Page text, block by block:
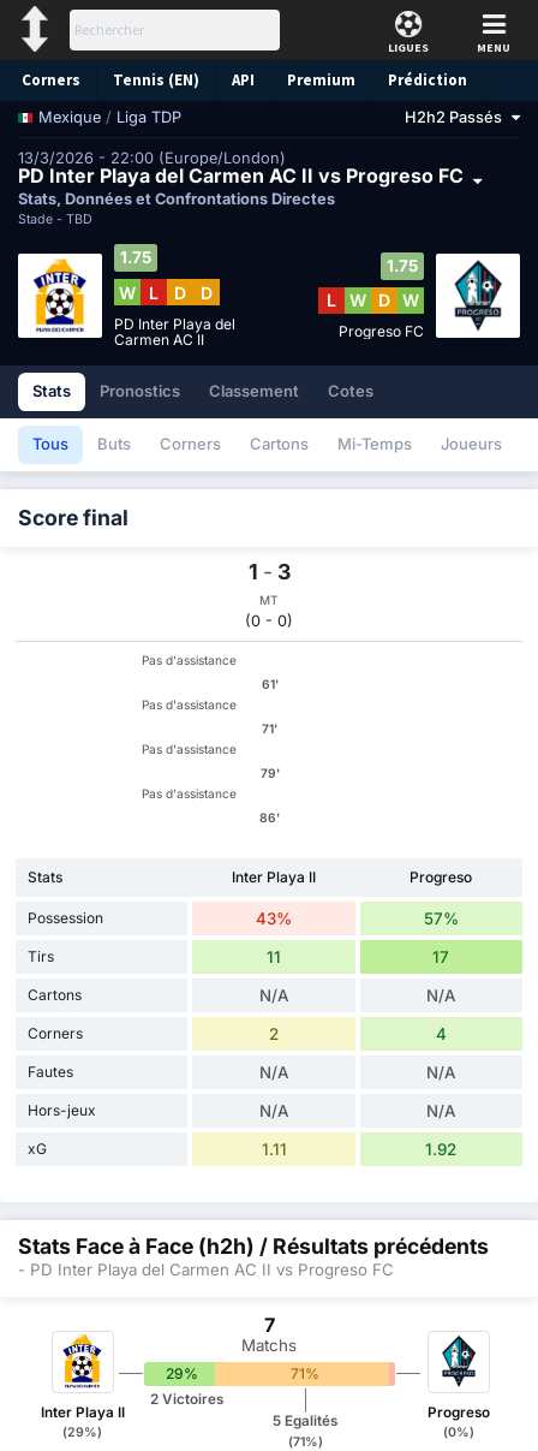
LIGUES MENU
Corners Tennis (EN) API Premium Prédiction
Mexique / Liga TDP H2h2 Passés
13/3/2026 - 22:00 (Europe/London)
PD Inter Playa del Carmen AC II vs Progreso FC
Stats, Données et Confrontations Directes
Stade - TBD
1.75
W L D D
PD Inter Playa del
Carmen AC II
1.75
L W D W
Progreso FC
Stats Pronostics Classement Cotes
Tous Buts Corners Cartons Mi-Temps Joueurs
Score final
1 - 3
MT
(0 - 0)
Pas d'assistance
61'
Pas d'assistance
71'
Pas d'assistance
79'
Pas d'assistance
86'
Stats Inter Playa II Progreso
Possession 43% 57%
Tirs 11 17
Cartons N/A N/A
Corners 2 4
Fautes N/A N/A
Hors-jeux N/A N/A
xG 1.11 1.92
Stats Face à Face (h2h) / Résultats précédents
- PD Inter Playa del Carmen AC II vs Progreso FC
Inter Playa II
(29%)
7
Matchs
29% 71% 0%
2 Victoires
5 Egalités
(71%)
Progreso
(0%)